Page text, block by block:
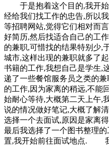
于是抱着这个目的,我开始
经给我们找工作的忠告,所以
等招聘网站,觉得它们相对
好简历,然后找适合自己的
的兼职,可惜找的结果特别少,
城市,这样出现的兼职就多了
书籍的工作,我想自己是学生,
递了一些餐馆服务员之类的
的工作,因为家离的稍远,不
始耐心等待,大概第二天上午,
说的情况做好笔记,大概了解
选择一个去面试,原因是家离
最后我选择了一个图书整理
置,我开始前往面试地点. 我